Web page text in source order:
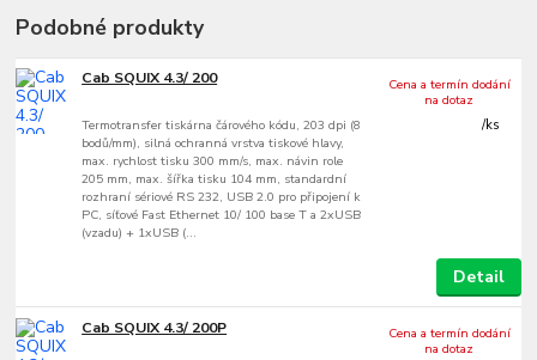
Podobné produkty
Cab SQUIX 4.3/ 200
Termotransfer tiskárna čárového kódu, 203 dpi (8
bodů/mm), silná ochranná vrstva tiskové hlavy,
max. rychlost tisku 300 mm/s, max. návin role
205 mm, max. šířka tisku 104 mm, standardní
rozhraní sériové RS 232, USB 2.0 pro připojení k
PC, síťové Fast Ethernet 10/ 100 base T a 2xUSB
(vzadu) + 1xUSB (...
/ks
Cena a termín dodání
na dotaz
Detail
Cab SQUIX 4.3/ 200P
Cena a termín dodání
na dotaz